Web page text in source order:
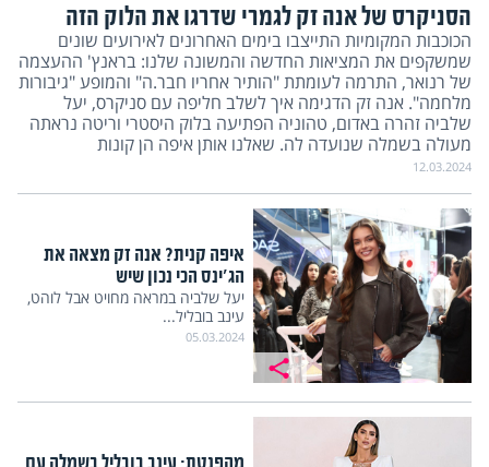
הסניקרס של אנה זק לגמרי שדרגו את הלוק הזה
הכוכבות המקומיות התייצבו בימים האחרונים לאירועים שונים
שמשקפים את המציאות החדשה והמשונה שלנו: בראנץ' ההעצמה
של רנואר, התרמה לעומתת "הותיר אחריו חבר.ה" והמופע "גיבורות
מלחמה". אנה זק הדגימה איך לשלב חליפה עם סניקרס, יעל
שלביה זהרה באדום, טהוניה הפתיעה בלוק היסטרי וריטה נראתה
מעולה בשמלה שנועדה לה. שאלנו אותן איפה הן קונות
12.03.2024
איפה קנית? אנה זק מצאה את
הג'ינס הכי נכון שיש
יעל שלביה במראה מחויט אבל לוהט,
עינב בובליל...
05.03.2024